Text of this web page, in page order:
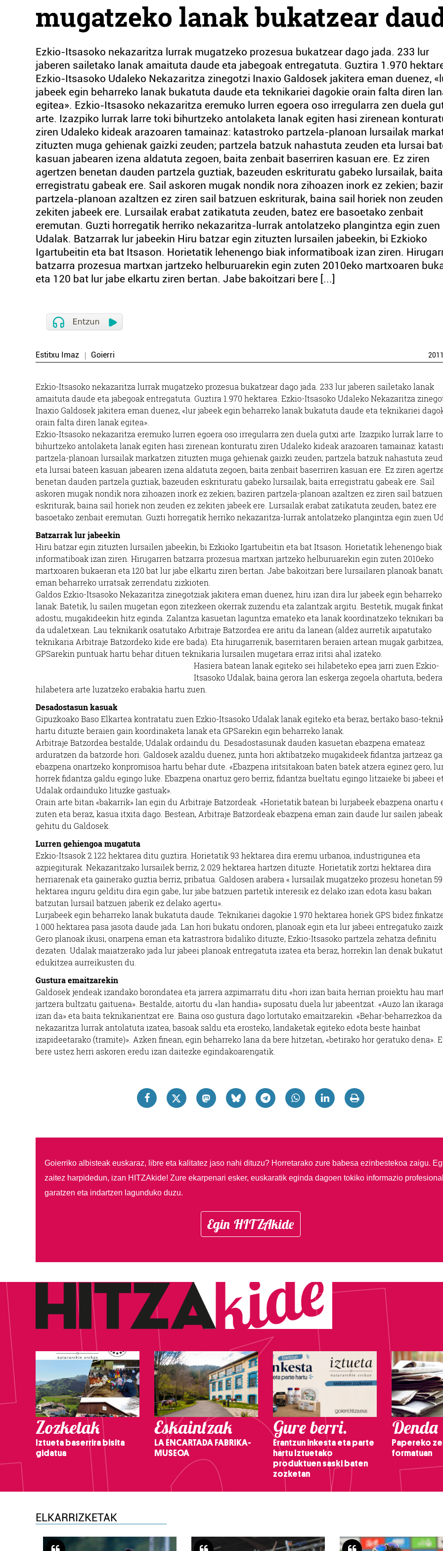
mugatzeko lanak bukatzear
Ezkio-Itsasoko nekazaritza lurrak mugatzeko prozesua bukatzear dago jada. 233 lur
jaberen sailetako lanak amaituta daude eta jabegoak entregatuta. Guztira 1.970
Ezkio-Itsasoko Udaleko Nekazaritza zinegotzi Inaxio Galdosek jakitera eman duenez,
jabeek egin beharreko lanak bukatuta daude eta teknikariei dagokie orain falta diren
egitea». Ezkio-Itsasoko nekazaritza eremuko lurren egoera oso irregularra zen duela
arte. Izazpiko lurrak larre toki bihurtzeko antolaketa lanak egiten hasi zirenean
ziren Udaleko kideak arazoaren tamainaz: katastroko partzela-planoan lursailak
zituzten muga gehienak gaizki zeuden; partzela batzuk nahastuta zeuden eta lursai
kasuan jabearen izena aldatuta zegoen, baita zenbait baserriren kasuan ere. Ez ziren
agertzen benetan dauden partzela guztiak, bazeuden eskrituratu gabeko lursailak, baita
erregistratu gabeak ere. Sail askoren mugak nondik nora zihoazen inork ez zekien;
partzela-planoan azaltzen ez ziren sail batzuen eskriturak, baina sail horiek non
zekiten jabeek ere. Lursailak erabat zatikatuta zeuden, batez ere basoetako zenbait
eremutan. Guzti horregatik herriko nekazaritza-lurrak antolatzeko plangintza egin zuen
Udalak. Batzarrak lur jabeekin Hiru batzar egin zituzten lursailen jabeekin, bi Ezkioko
Igartubeitin eta bat Itsason. Horietatik lehenengo biak informatiboak izan ziren.
batzarra prozesua martxan jartzeko helburuarekin egin zuten 2010eko martxoaren
eta 120 bat lur jabe elkartu ziren bertan. Jabe bakoitzari bere [...]
Estitxu Imaz Goierri 2011
Ezkio-Itsasoko nekazaritza lurrak mugatzeko prozesua bukatzear dago jada. 233 lur jaberen sailetako lanak
amaituta daude eta jabegoak entregatuta. Guztira 1.970 hektarea. Ezkio-Itsasoko Udaleko Nekazaritza
Inaxio Galdosek jakitera eman duenez, «lur jabeek egin beharreko lanak bukatuta daude eta teknikariei
orain falta diren lanak egitea».
Ezkio-Itsasoko nekazaritza eremuko lurren egoera oso irregularra zen duela gutxi arte. Izazpiko lurrak larre
bihurtzeko antolaketa lanak egiten hasi zirenean konturatu ziren Udaleko kideak arazoaren tamainaz:
partzela-planoan lursailak markatzen zituzten muga gehienak gaizki zeuden; partzela batzuk nahastuta
eta lursai bateen kasuan jabearen izena aldatuta zegoen, baita zenbait baserriren kasuan ere. Ez ziren
benetan dauden partzela guztiak, bazeuden eskrituratu gabeko lursailak, baita erregistratu gabeak ere. Sail
askoren mugak nondik nora zihoazen inork ez zekien; baziren partzela-planoan azaltzen ez ziren sail batzuen
eskriturak, baina sail horiek non zeuden ez zekiten jabeek ere. Lursailak erabat zatikatuta zeuden, batez ere
basoetako zenbait eremutan. Guzti horregatik herriko nekazaritza-lurrak antolatzeko plangintza egin zuen
Batzarrak lur jabeekin
Hiru batzar egin zituzten lursailen jabeekin, bi Ezkioko Igartubeitin eta bat Itsason. Horietatik lehenengo biak
informatiboak izan ziren. Hirugarren batzarra prozesua martxan jartzeko helburuarekin egin zuten 2010eko
martxoaren bukaeran eta 120 bat lur jabe elkartu ziren bertan. Jabe bakoitzari bere lursailaren planoak
eman beharreko urratsak zerrendatu zizkioten.
Galdos Ezkio-Itsasoko Nekazaritza zinegotziak jakitera eman duenez, hiru izan dira lur jabeek egin beharreko
lanak: Batetik, lu sailen mugetan egon zitezkeen okerrak zuzendu eta zalantzak argitu. Bestetik, mugak
adostu, mugakideekin hitz eginda. Zalantza kasuetan laguntza emateko eta lanak koordinatzeko teknikari
da udaletxean. Lau teknikarik osatutako Arbitraje Batzordea ere aritu da lanean (aldez aurretik aipatutako
teknikaria Arbitraje Batzordeko kide ere bada). Eta hirugarrenik, baserritaren beraien artean mugak garbitzea,
GPSarekin puntuak hartu behar dituen teknikaria lursailen mugetara erraz iritsi ahal izateko.
Hasiera batean lanak egiteko sei hilabeteko epea jarri zuen Ezkio-
Itsasoko Udalak, baina gerora lan eskerga zegoela ohartuta,
hilabetera arte luzatzeko erabakia hartu zuen.
Desadostasun kasuak
Gipuzkoako Baso Elkartea kontratatu zuen Ezkio-Itsasoko Udalak lanak egiteko eta beraz, bertako baso-
hartu dituzte beraien gain koordinaketa lanak eta GPSarekin egin beharreko lanak.
Arbitraje Batzordea bestalde, Udalak ordaindu du. Desadostasunak dauden kasuetan ebazpena emateaz
arduratzen da batzorde hori. Galdosek azaldu duenez, junta hori aktibatzeko mugakideek fidantza jartzeaz
ebazpena onartzeko konpromisoa hartu behar dute. «Ebazpena iritsitakoan baten batek atzera eginez gero,
horrek fidantza galdu egingo luke. Ebazpena onartuz gero berriz, fidantza bueltatu egingo litzaieke bi jabeei
Udalak ordainduko lituzke gastuak».
Orain arte bitan «bakarrik» lan egin du Arbitraje Batzordeak. «Horietatik batean bi lurjabeek ebazpena onartu
zuten eta beraz, kasua itxita dago. Bestean, Arbitraje Batzordeak ebazpena eman zain daude lur sailen
gehitu du Galdosek.
Lurren gehiengoa mugatuta
Ezkio-Itsasok 2.122 hektarea ditu guztira. Horietatik 93 hektarea dira eremu urbanoa, industrigunea eta
azpiegiturak. Nekazaritzako lursailek berriz, 2.029 hektarea hartzen dituzte. Horietatik zortzi hektarea dira
herriarenak eta gainerako guztia berriz, pribatua. Galdosen arabera « lursailak mugatzeko prozesu honetan 59
hektarea inguru gelditu dira egin gabe, lur jabe batzuen partetik interesik ez delako izan edota kasu bakan
batzutan lursail batzuen jaberik ez delako agertu».
Lurjabeek egin beharreko lanak bukatuta daude. Teknikariei dagokie 1.970 hektarea horiek GPS bidez
1.000 hektarea pasa jasota daude jada. Lan hori bukatu ondoren, planoak egin eta lur jabeei entregatuko
Gero planoak ikusi, onarpena eman eta katrastrora bidaliko dituzte, Ezkio-Itsasoko partzela zehatza definitu
dezaten. Udalak maiatzerako jada lur jabeei planoak entregatuta izatea eta beraz, horrekin lan denak
edukitzea aurreikusten du.
Gustura emaitzarekin
Galdosek jendeak izandako borondatea eta jarrera azpimarratu ditu «hori izan baita herrian proiektu hau
jartzera bultzatu gaituena». Bestalde, aitortu du «lan handia» suposatu duela lur jabeentzat. «Auzo lan
izan da» eta baita teknikarientzat ere. Baina oso gustura dago lortutako emaitzarekin. «Behar-beharrezkoa da
nekazaritza lurrak antolatuta izatea, basoak saldu eta erosteko, landaketak egiteko edota beste hainbat
izapideetarako (tramite)». Azken finean, egin beharreko lana da bere hitzetan, «betirako hor geratuko dena».
bere ustez herri askoren eredu izan daitezke egindakoarengatik.
Goierriko albisteak euskaraz, libre eta kalitatez jaso nahi dituzu? Horretarako zure babesa ezinbestekoa zaigu.
zaitez harpidedun, izan HITZAkide! Zure ekarpenari esker, euskaratik eginda dagoen tokiko informazio
garatzen eta indartzen lagunduko duzu.
Egin HITZAkide
Zozketak
Iztueta baserrira bisita
gidatua
Eskaintzak
LA ENCARTADA FABRIKA-
MUSEOA
Gure berri.
Erantzun inkesta eta parte
hartu Iztuetako
produktuen saski baten
zozketan
Denda
Papereko
formatuan
ELKARRIZKETAK